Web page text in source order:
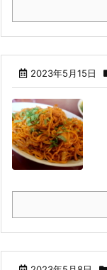
2023年5月15日